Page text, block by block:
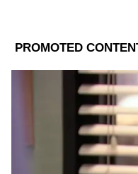
Image Credit :Asianet News
পিএফ অ্যাকাউন্টের
যদি কোনও
বেকার থাকেন,
অ্যাকাউন্টের
পারেন। এর মানে